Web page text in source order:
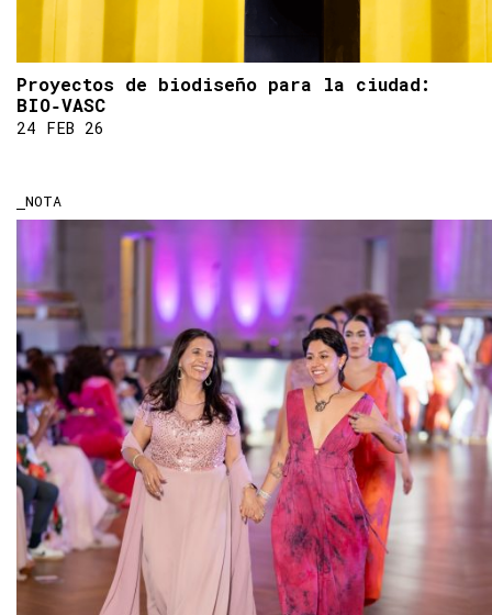
Proyectos de biodiseño para la ciudad:
BIO‑VASC
24 FEB 26
NOTA